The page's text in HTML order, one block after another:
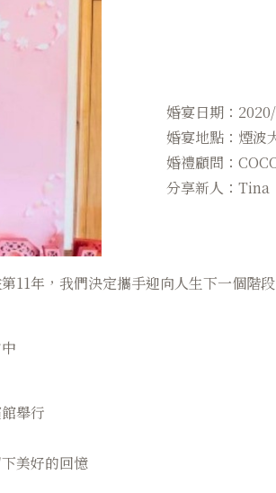
婚宴日期：
婚宴地點：煙波
婚禮顧問：
分享新人：Tina
11年，我們決定攜手迎向人生下一個階段
舉行
美好的回憶